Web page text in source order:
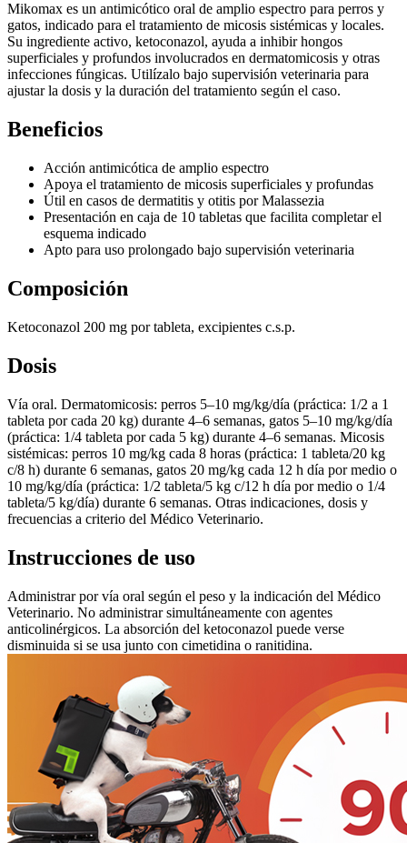
Mikomax es un antimicótico oral de amplio espectro para perros y
gatos, indicado para el tratamiento de micosis sistémicas y locales.
Su ingrediente activo, ketoconazol, ayuda a inhibir hongos
superficiales y profundos involucrados en dermatomicosis y otras
infecciones fúngicas. Utilízalo bajo supervisión veterinaria para
ajustar la dosis y la duración del tratamiento según el caso.
Beneficios
Acción antimicótica de amplio espectro
Apoya el tratamiento de micosis superficiales y profundas
Útil en casos de dermatitis y otitis por Malassezia
Presentación en caja de 10 tabletas que facilita completar el
esquema indicado
Apto para uso prolongado bajo supervisión veterinaria
Composición
Ketoconazol 200 mg por tableta, excipientes c.s.p.
Dosis
Vía oral. Dermatomicosis: perros 5–10 mg/kg/día (práctica: 1/2 a 1
tableta por cada 20 kg) durante 4–6 semanas, gatos 5–10 mg/kg/día
(práctica: 1/4 tableta por cada 5 kg) durante 4–6 semanas. Micosis
sistémicas: perros 10 mg/kg cada 8 horas (práctica: 1 tableta/20 kg
c/8 h) durante 6 semanas, gatos 20 mg/kg cada 12 h día por medio o
10 mg/kg/día (práctica: 1/2 tableta/5 kg c/12 h día por medio o 1/4
tableta/5 kg/día) durante 6 semanas. Otras indicaciones, dosis y
frecuencias a criterio del Médico Veterinario.
Instrucciones de uso
Administrar por vía oral según el peso y la indicación del Médico
Veterinario. No administrar simultáneamente con agentes
anticolinérgicos. La absorción del ketoconazol puede verse
disminuida si se usa junto con cimetidina o ranitidina.